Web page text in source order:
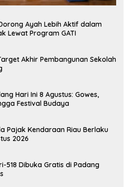
Ayah Lebih Aktif dalam
Lewat Program GATI
Akhir Pembangunan Sekolah
Hari Ini 8 Agustus: Gowes,
Festival Budaya
Pajak Kendaraan Riau Berlaku
2026
518 Dibuka Gratis di Padang